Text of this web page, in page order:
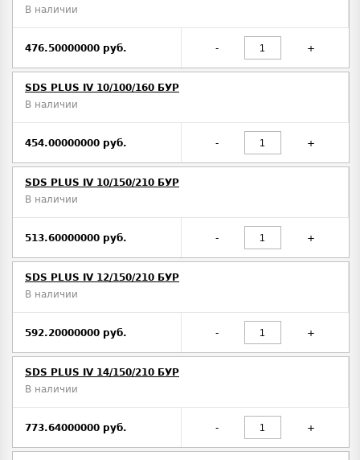
В наличии
476.50000000 руб. - +
SDS PLUS IV 10/100/160 БУР
В наличии
454.00000000 руб. - +
SDS PLUS IV 10/150/210 БУР
В наличии
513.60000000 руб. - +
SDS PLUS IV 12/150/210 БУР
В наличии
592.20000000 руб. - +
SDS PLUS IV 14/150/210 БУР
В наличии
773.64000000 руб. - +